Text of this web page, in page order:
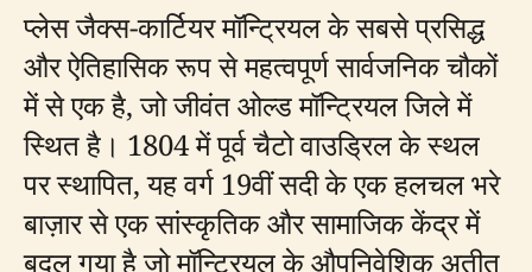
प्लेस जैक्स-कार्टियर मॉन्ट्रियल के सबसे प्रसिद्ध
और ऐतिहासिक रूप से महत्वपूर्ण सार्वजनिक चौकों
में से एक है, जो जीवंत ओल्ड मॉन्ट्रियल जिले में
स्थित है। 1804 में पूर्व चैटो वाउड्रिल के स्थल
पर स्थापित, यह वर्ग 19वीं सदी के एक हलचल भरे
बाज़ार से एक सांस्कृतिक और सामाजिक केंद्र में
बदल गया है जो मॉन्ट्रियल के औपनिवेशिक अतीत